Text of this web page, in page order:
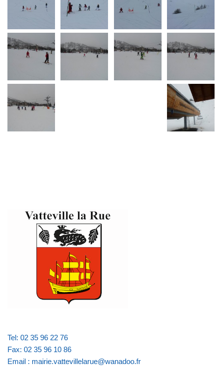
Tel: 02 35 96 22 76
Fax: 02 35 96 10 86
Email : mairie.vattevillelarue@wanadoo.fr